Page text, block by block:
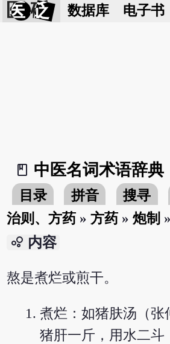
医 砭 数据库 电子书
book_2
中医名词术语辞典
目录 拼音 搜寻
治则、方药 »方药 »炮制 »
bubble_chart 内容
熬是煮烂或煎干。
煮烂：如猪肤汤（张
猪肝一斤，用水二斗